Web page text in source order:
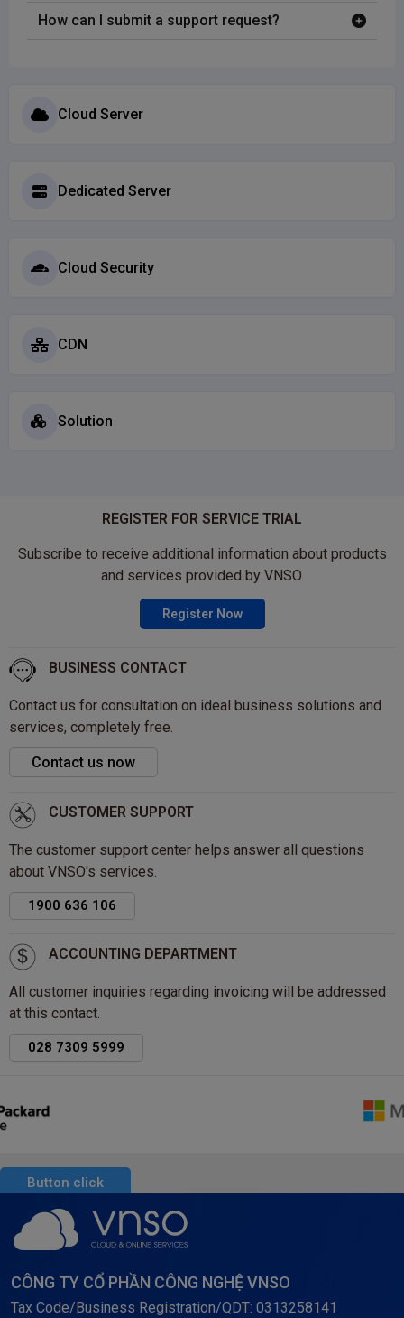
How can I submit a support request?
Cloud Server
Dedicated Server
Cloud Security
CDN
Solution
REGISTER FOR SERVICE TRIAL
Subscribe to receive additional information about products
and services provided by VNSO.
Register Now
BUSINESS CONTACT
Contact us for consultation on ideal business solutions and
services, completely free.
Contact us now
CUSTOMER SUPPORT
The customer support center helps answer all questions
about VNSO's services.
1900 636 106
ACCOUNTING DEPARTMENT
All customer inquiries regarding invoicing will be addressed
at this contact.
028 7309 5999
Button click
CÔNG TY CỔ PHẦN CÔNG NGHỆ VNSO
Tax Code/Business Registration/QDT: 0313258141